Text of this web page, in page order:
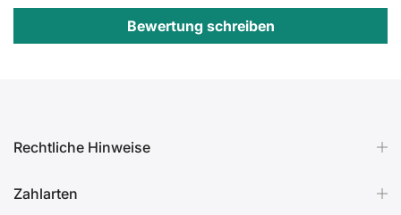
Bewertung schreiben
Rechtliche Hinweise
Zahlarten